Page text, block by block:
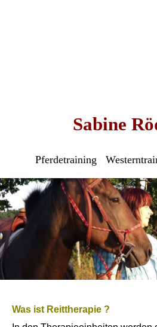
Sabine
Pferdetraining
Was ist Reittherapie ?